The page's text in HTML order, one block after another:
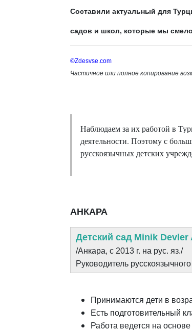
Составили актуальный для
садов и школ, которые мы
©Zdesvse.com
Частичное или полное копирование
Наблюдаем за их работой в
деятельности. Поэтому с
русскоязычных детских
АНКАРА
Детский сад Minik Devler
/Анкара, с 2013 г. на рус. яз./
Руководитель
Принимаются дети в
Есть подготовительный
Работа ведется на